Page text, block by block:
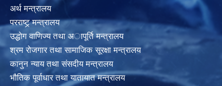
अर्थ मन्त्रालय
परराष्ट्र् मन्त्रालय
उद्धोग वाणिज्य तथा अापूर्ति मन्त्रालय
श्रम रोजगार तथा सामाजिक सूरक्षा मन्त्रालय
कानुन न्याय तथा संसदीय मन्त्रालय
भाैतिक पूर्वाधार तथा यातायात मन्त्रालय